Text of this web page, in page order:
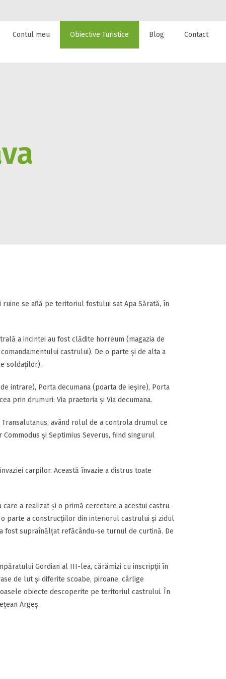
cazare la
Contul meu Obiective Turistice Blog Contact
ruine se află pe teritoriul fostului sat Apa Sărată, în
a incintei au fost clădite horreum (magazia de
castrului). De o parte și de alta a
soldaților).
intrare), Porta decumana (poarta de ieșire), Porta
prin drumuri: Via praetoria și Via decumana.
având rolul de a controla drumul ce
și Septimius Severus, fiind singurul
carpilor. Această învazie a distrus toate
a realizat și o primă cercetare a acestui castru.
parte a construcțiilor din interiorul castrului și zidul
fost supraînălțat refăcându-se turnul de curtină. De
Gordian al III-lea, cărămizi cu inscripții în
de lut și diferite scoabe, piroane, cârlige
obiecte descoperite pe teritoriul castrului. În
Argeș.